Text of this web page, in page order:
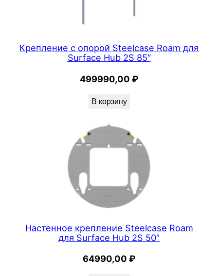
Крепление с опорой Steelcase Roam для
Surface Hub 2S 85″
499990,00 ₽
В корзину
Настенное крепление Steelcase Roam
для Surface Hub 2S 50″
64990,00 ₽